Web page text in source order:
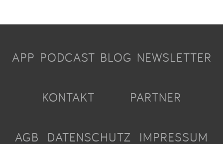
APP PODCAST BLOG NEWSLETTER
KONTAKT PARTNER
AGB DATENSCHUTZ IMPRESSUM